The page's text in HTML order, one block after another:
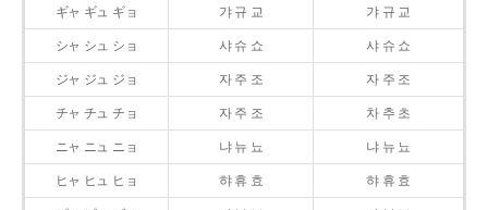
ギャ ギュ ギョ 갸 규 교 갸 규 교
シャ シュ ショ 샤 슈 쇼 샤 슈 쇼
ジャ ジュ ジョ 자 주 조 자 주 조
チャ チュ チョ 자 주 조 차 추 초
ニャ ニュ ニョ 냐 뉴 뇨 냐 뉴 뇨
ヒャ ヒュ ヒョ 햐 휴 효 햐 휴 효